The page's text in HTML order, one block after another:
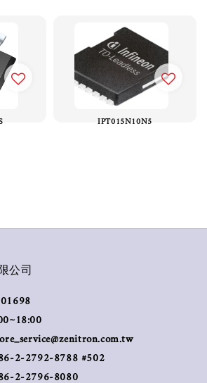
IPT015N10N5
公司
2-2792-8788 #502
2-2796-8080